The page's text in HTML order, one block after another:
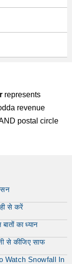
represents
revenue
postal circle
से करें
का ध्यान
से कीजिए साफ
Watch Snowfall In